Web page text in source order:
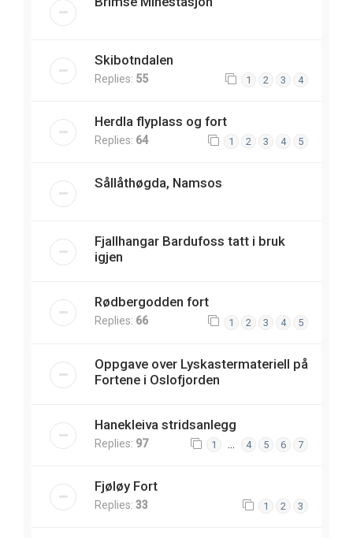
Skibotndalen
Replies: 55 1 2 3 4
Herdla flyplass og fort
Replies: 64 1 2 3 4 5
Sållåthøgda, Namsos
Fjallhangar Bardufoss tatt i bruk
igjen
Rødbergodden fort
Replies: 66 1 2 3 4 5
Oppgave over Lyskastermateriell på
Fortene i Oslofjorden
Hanekleiva stridsanlegg
Replies: 97 1 4 5 6 7
Fjøløy Fort
Replies: 33 1 2 3